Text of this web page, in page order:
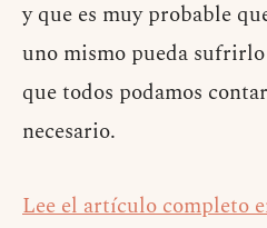
y que es muy probable
uno mismo pueda sufrirlo
que todos podamos
necesario.
Lee el artículo completo